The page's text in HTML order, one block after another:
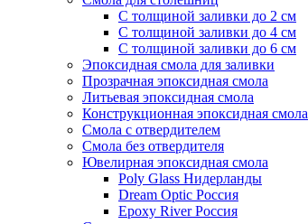
С толщиной заливки до 2 см
С толщиной заливки до 4 см
С толщиной заливки до 6 см
Эпоксидная смола для заливки
Прозрачная эпоксидная смола
Литьевая эпоксидная смола
Конструкционная эпоксидная смола
Смола с отвердителем
Смола без отвердителя
Ювелирная эпоксидная смола
Poly Glass Нидерланды
Dream Optic Россия
Epoxy River Россия